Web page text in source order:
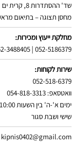
שד' ההסתדרות 8, קרית ים
מחסן תצוגה – בתיאום
מחלקת ייעוץ ומכירות:
052-5186379
|
3488405
שירות לקוחות:
052-518-6379
וואטסאפ: 054-818-3313
ימים א'-ה' בין השעות 10:00–16:00
שישי ושבת סגור
kipnis0402@gmail.com